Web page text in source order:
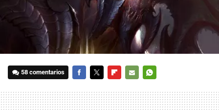
58 comentarios
MAIL